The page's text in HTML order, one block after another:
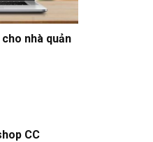
nhà quản
CC